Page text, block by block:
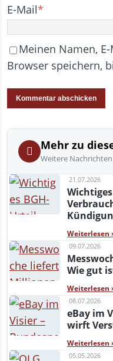
E-Mail*
Meinen Namen,
Browser speichern,
Mehr zu
Weitere
21.07.2026
Weiterlesen ›
09.07.2026
Wie gut
Weiterlesen ›
08.07.2026
eBay im
wirft
Weiterlesen ›
05.05.2026